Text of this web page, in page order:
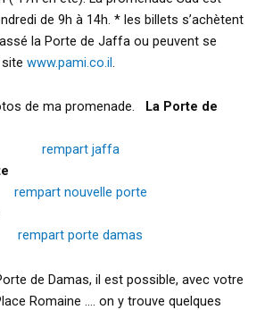
de 9h à 14h. * les billets s’achètent
la Porte de Jaffa ou peuvent se
www.pami.co.il.
de ma promenade. La Porte de
de Damas, il est possible, avec votre
Romaine …. on y trouve quelques